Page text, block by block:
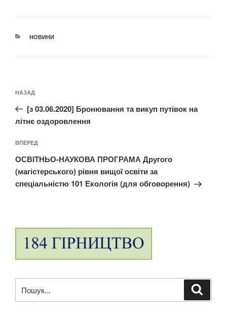
КАТЕГОРІЇ
НОВИНИ
Навігація
записів
Попередній
запис:
НАЗАД
[з 03.06.2020] Бронювання та викуп путівок на
літнє оздоровлення
Наступний
запис
ВПЕРЕД
ОСВІТНЬО-НАУКОВА ПРОГРАМА Другого
(магістерського) рівня вищої освіти за
спеціальністю 101 Екологія (для обговорення)
за